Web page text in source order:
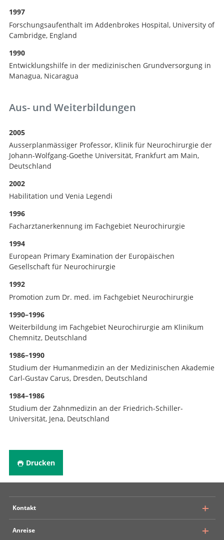
1997
Forschungsaufenthalt im Addenbrokes Hospital, University of
Cambridge, England
1990
Entwicklungshilfe in der medizinischen Grundversorgung in
Managua, Nicaragua
Aus- und Weiterbildungen
2005
Ausserplanmässiger Professor, Klinik für Neurochirurgie der
Johann-Wolfgang-Goethe Universität, Frankfurt am Main,
Deutschland
2002
Habilitation und Venia Legendi
1996
Facharztanerkennung im Fachgebiet Neurochirurgie
1994
European Primary Examination der Europäischen
Gesellschaft für Neurochirurgie
1992
Promotion zum Dr. med. im Fachgebiet Neurochirurgie
1990–1996
Weiterbildung im Fachgebiet Neurochirurgie am Klinikum
Chemnitz, Deutschland
1986–1990
Studium der Humanmedizin an der Medizinischen Akademie
Carl-Gustav Carus, Dresden, Deutschland
1984–1986
Studium der Zahnmedizin an der Friedrich-Schiller-
Universität, Jena, Deutschland
Drucken
Kontakt
Anreise